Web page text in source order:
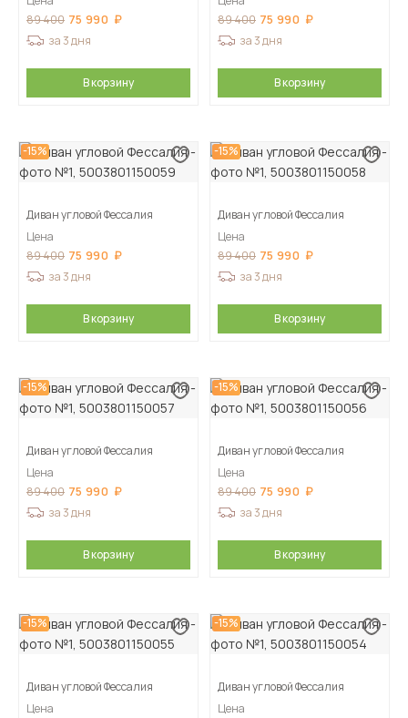
89 400 75 990
за 3 дня
В корзину
89 400 75 990
за 3 дня
В корзину
-15%
Диван угловой Фессалия
Цена
89 400 75 990
за 3 дня
В корзину
-15%
Диван угловой Фессалия
Цена
89 400 75 990
за 3 дня
В корзину
-15%
Диван угловой Фессалия
Цена
89 400 75 990
за 3 дня
В корзину
-15%
Диван угловой Фессалия
Цена
89 400 75 990
за 3 дня
В корзину
-15%
Диван угловой Фессалия
Цена
-15%
Диван угловой Фессалия
Цена